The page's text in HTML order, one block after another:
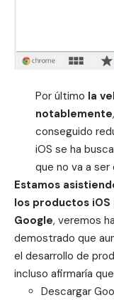
Por último la
notablemente
conseguido
iOS se ha
que no va a ser
Estamos
los productos
Google, veremos
demostrado que
el desarrollo de
incluso afirmaría
Descargar